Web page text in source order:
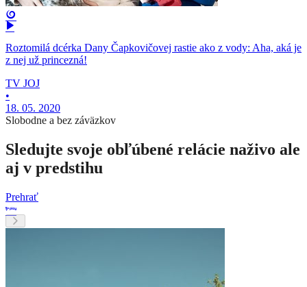
Roztomilá dcérka Dany Čapkovičovej rastie ako z vody: Aha, aká je
z nej už princezná!
TV JOJ
•
18. 05. 2020
Slobodne a bez záväzkov
Sledujte svoje obľúbené relácie naživo ale
aj v predstihu
Prehrať